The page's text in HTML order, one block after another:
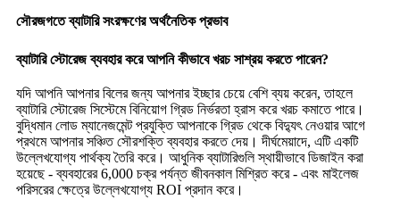
সৌরজগতে ব্যাটারি সংরক্ষণের অর্থনৈতিক প্রভাব
ব্যাটারি স্টোরেজ ব্যবহার করে আপনি কীভাবে খরচ সাশ্রয় করতে পারেন?
যদি আপনি আপনার বিলের জন্য আপনার ইচ্ছার চেয়ে বেশি ব্যয় করেন, তাহলে
ব্যাটারি স্টোরেজ সিস্টেমে বিনিয়োগ গ্রিড নির্ভরতা হ্রাস করে খরচ কমাতে পারে।
বুদ্ধিমান লোড ম্যানেজমেন্ট প্রযুক্তি আপনাকে গ্রিড থেকে বিদ্যুৎ নেওয়ার আগে
প্রথমে আপনার সঞ্চিত সৌরশক্তি ব্যবহার করতে দেয়। দীর্ঘমেয়াদে, এটি একটি
উল্লেখযোগ্য পার্থক্য তৈরি করে। আধুনিক ব্যাটারিগুলি স্থায়ীভাবে ডিজাইন করা
হয়েছে - ব্যবহারের 6,000 চক্র পর্যন্ত জীবনকাল মিশ্রিত করে - এবং মাইলেজ
পরিসরের ক্ষেত্রে উল্লেখযোগ্য ROI প্রদান করে।